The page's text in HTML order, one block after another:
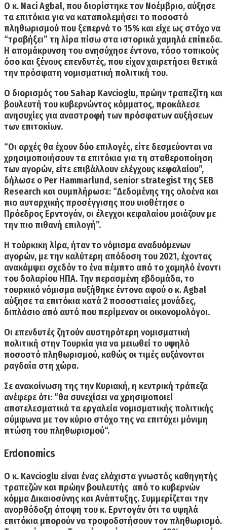
Ο κ. Naci Agbal, που διορίστηκε τον Νοέμβριο, αύξησε
τα επιτόκια για να καταπολεμήσει τοποσοστό
πληθωρισμού που ξεπερνά το 15%και είχε ως στόχο να
“τραβήξει” τη λίρα πίσω στα ιστορικά χαμηλά επίπεδα.
Η απομάκρυνση του ανησύχησε έντονα, τόσο τοπικούς
όσο και ξένους επενδυτές, που είχαν χαιρετήσει θετικά
την πρόσφατη νομισματική πολιτική του.
Ο διορισμός του Sahap Kavcioglu, πρώην τραπεζίτη και
βουλευτή του κυβερνώντος κόμματος, προκάλεσε
ανησυχίες για αναστροφή των πρόσφατων αυξήσεων
των επιτοκίων.
“Οι αρχές θα έχουν δύο επιλογές, είτε δεσμεύονται να
χρησιμοποιήσουν τα επιτόκια για τη σταθεροποίηση
των αγορών, είτε επιβάλλουν ελέγχους κεφαλαίου”,
δήλωσε ο Per Hammarlund, senior strategist της SEB
Research και συμπλήρωσε: “Δεδομένης της ολοένα και
πιο αυταρχικής προσέγγισης που υιοθέτησε ο
Πρόεδρος Ερντογάν, οι έλεγχοι κεφαλαίου μοιάζουν με
την πιο πιθανή επιλογή”.
Η τούρκικη λίρα, ήταν το νόμισμα αναδυόμενων
αγορών, με την καλύτερη απόδοση του 2021, έχοντας
ανακάμψει σχεδόν το ένα πέμπτο από το χαμηλό έναντι
του δολαρίου ΗΠΑ. Την περασμένη εβδομάδα, το
τουρκικό νόμισμα αυξήθηκε έντονα αφού ο κ. Agbal
αύξησε τα επιτόκια κατά 2 ποσοστιαίες μονάδες,
διπλάσιο από αυτό που περίμεναν οι οικονομολόγοι.
Οι επενδυτές ζητούν αυστηρότερη νομισματική
πολιτική στην Τουρκία για να μειωθεί το υψηλό
ποσοστό πληθωρισμού, καθώς οι τιμές αυξάνονται
ραγδαία στη χώρα.
Σε ανακοίνωση της την Κυριακή, η κεντρική τράπεζα
ανέφερε ότι: “θα συνεχίσει να χρησιμοποιεί
αποτελεσματικά τα εργαλεία νομισματικής πολιτικής
σύμφωνα με τον κύριο στόχο της να επιτύχει μόνιμη
πτώση του πληθωρισμού“.
Erdonomics
Ο κ. Kavcioglu είναι ένας ελάχιστα γνωστός καθηγητής
τραπεζών και πρώην βουλευτής από το κυβερνών
κόμμα Δικαιοσύνης και Ανάπτυξης. Συμμερίζεται την
ανορθόδοξη άποψη του κ. Ερντογάν ότιτα υψηλά
επιτόκια μπορούν να τροφοδοτήσουν τον πληθωρισμό.